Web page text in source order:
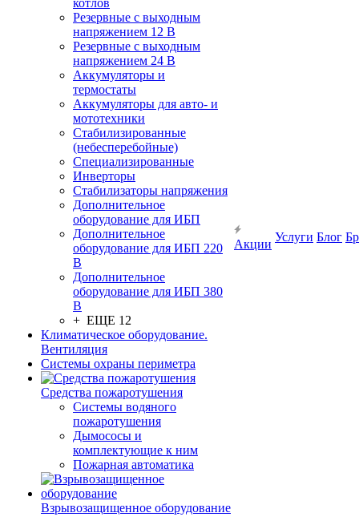
котлов
Резервные с выходным
напряжением 12 В
Резервные с выходным
напряжением 24 В
Аккумуляторы и
термостаты
Аккумуляторы для авто- и
мототехники
Стабилизированные
(небесперебойные)
Специализированные
Инверторы
Стабилизаторы напряжения
Дополнительное
оборудование для ИБП
Дополнительное
оборудование для ИБП 220
В
Дополнительное
оборудование для ИБП 380
В
+ ЕЩЕ 12
Климатическое оборудование.
Вентиляция
Системы охраны периметра
Средства пожаротушения
Системы водяного
пожаротушения
Дымососы и
комплектующие к ним
Пожарная автоматика
Взрывозащищенное оборудование
Акции
Услуги Блог